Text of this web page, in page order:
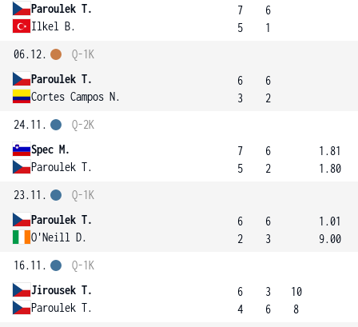
Paroulek T.
Ilkel B.
7
5
6
1
06.12.
Paroulek T.
Cortes Campos N.
Q-1K
6
3
6
2
24.11.
Spec M.
Paroulek T.
Q-2K
7
5
6
2
1.81
1.80
23.11.
Paroulek T.
O'Neill D.
Q-1K
6
2
6
3
1.01
9.00
16.11.
Jirousek T.
Paroulek T.
Q-1K
6
4
3
6
10
8